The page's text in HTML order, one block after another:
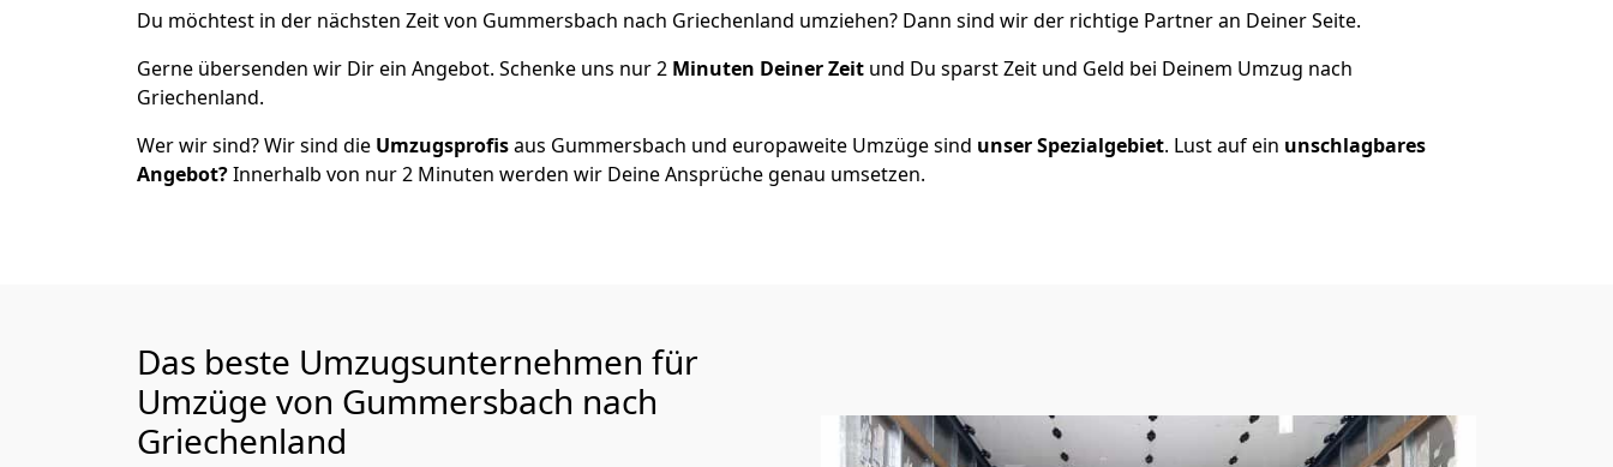
Du möchtest in der nächsten Zeit von Gummersbach nach Griechenland umziehen? Dann sind wir der richtige Partner an Deiner Seite.
Gerne übersenden wir Dir ein Angebot. Schenke uns nur2 Minuten Deiner Zeit und Du sparst Zeit und Geld bei Deinem Umzug nach
Griechenland.
Wer wir sind? Wir sind die Umzugsprofisaus Gummersbach und europaweite Umzüge sind unser Spezialgebiet. Lust auf ein unschlagbares
Angebot?Innerhalb von nur2 Minuten werden wir Deine Ansprüche genau umsetzen.
Das beste Umzugsunternehmen für
Umzüge von Gummersbach nach
Griechenland